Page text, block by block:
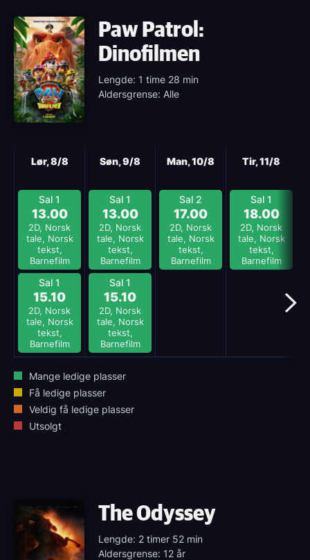
Paw Patrol:
Dinofilmen
Lengde: 1 time 28 min
Aldersgrense: Alle
Lør, 8/8
Sal 1
13.00
2D, Norsk
tale, Norsk
tekst,
Barnefilm
Sal 1
15.10
2D, Norsk
tale, Norsk
tekst,
Barnefilm
Søn, 9/8
Sal 1
13.00
2D, Norsk
tale, Norsk
tekst,
Barnefilm
Sal 1
15.10
2D, Norsk
tale, Norsk
tekst,
Barnefilm
Man, 10/8
Sal 2
17.00
2D, Norsk
tale, Norsk
tekst,
Barnefilm
Tir, 11/8
Sal 1
18.00
2D, Norsk
tale, Norsk
tekst,
Barnefilm
Mange ledige plasser
Få ledige plasser
Veldig få ledige plasser
Utsolgt
The Odyssey
Lengde: 2 timer 52 min
Aldersgrense: 12 år